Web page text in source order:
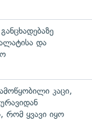
და
კაცი,
რომ ყვავი იყო